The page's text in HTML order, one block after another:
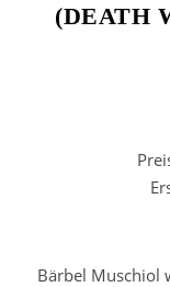
(DEATH
Bärbel Muschiol